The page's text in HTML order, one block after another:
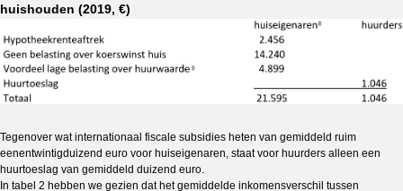
huishouden (2019, €)
Tegenover wat internationaal fiscale subsidies heten van gemiddeld ruim
eenentwintigduizend euro voor huiseigenaren, staat voor huurders alleen een
huurtoeslag van gemiddeld duizend euro.
In tabel 2 hebben we gezien dat het gemiddelde inkomensverschil tussen